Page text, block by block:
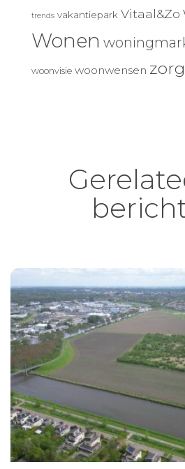
trends vakantiepark Vitaal&Zo
Wonen
woonvisie woonwensen zorg